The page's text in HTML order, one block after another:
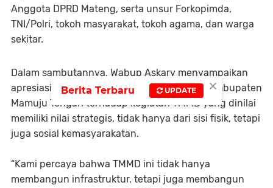
Anggota DPRD Mateng, serta unsur Forkopimda,
TNI/Polri, tokoh masyarakat, tokoh agama, dan warga
sekitar.
Dalam sambutannya, Wabup Askary menyampaikan
apresiasi dan dukungan penuh Pemerintah Kabupaten
Mamuju Tengah terhadap kegiatan TMMD yang dinilai
memiliki nilai strategis, tidak hanya dari sisi fisik, tetapi
juga sosial kemasyarakatan.
“Kami percaya bahwa TMMD ini tidak hanya
membangun infrastruktur, tetapi juga membangun
×
Berita Terbaru UPDATE